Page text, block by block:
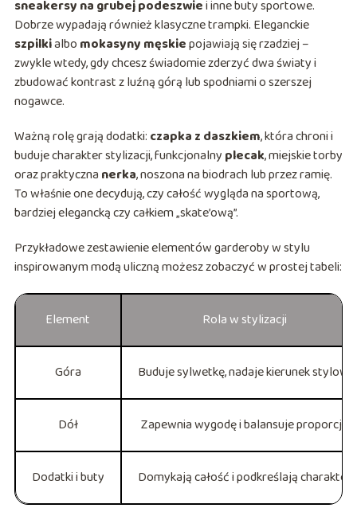
sneakersy na grubej podeszwiei inne buty sportowe.
Dobrze wypadają również klasyczne trampki. Eleganckie
szpilkialbo mokasyny męskiepojawiają się rzadziej –
zwykle wtedy, gdy chcesz świadomie zderzyć dwa światy i
zbudować kontrast z luźną górą lub spodniami o szerszej
nogawce.
Ważną rolę grają dodatki: czapka z daszkiem, która chroni i
buduje charakter stylizacji, funkcjonalny plecak, miejskie torby
oraz praktyczna nerka, noszona na biodrach lub przez ramię.
To właśnie one decydują, czy całość wygląda na sportową,
bardziej elegancką czy całkiem „skate’ową”.
Przykładowe zestawienie elementów garderoby w stylu
inspirowanym modą uliczną możesz zobaczyć w prostej tabeli:
Element Rola w stylizacji
Góra Buduje sylwetkę, nadaje kierunek stylowi
Dół Zapewnia wygodę i balansuje proporcje
Dodatki i buty Domykają całość i podkreślają charakter